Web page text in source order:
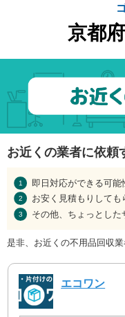
京都
お近くの業者に依頼
即日対応ができる可能
お安く見積もりしても
その他、ちょっとし
是非、お近くの不用品回収
エコワン